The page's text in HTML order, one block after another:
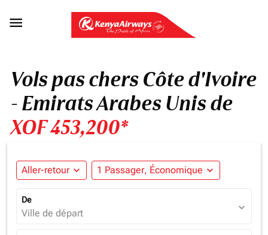

Vols pas chers Côte d'Ivoire
- Emirats Arabes Unis de
XOF 453,200*
Aller-retour expand_more 1 Passager, Économique expand_more
De
Ville de départ expand_more